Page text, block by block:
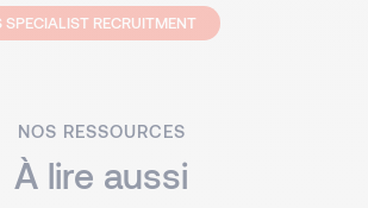
RECRUITMENT
NOS RESSOURCES
À lire aussi